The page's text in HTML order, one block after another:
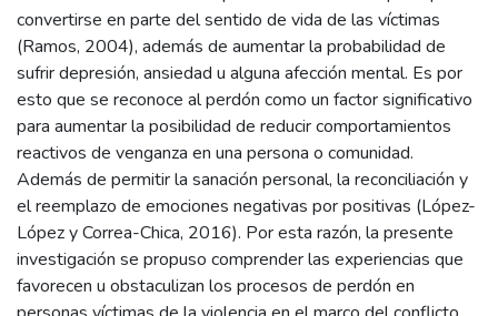
convertirse en parte del sentido de vida de las víctimas
(Ramos, 2004), además de aumentar la probabilidad de
sufrir depresión, ansiedad u alguna afección mental. Es por
esto que se reconoce al perdón como un factor significativo
para aumentar la posibilidad de reducir comportamientos
reactivos de venganza en una persona o comunidad.
Además de permitir la sanación personal, la reconciliación y
el reemplazo de emociones negativas por positivas (López-
López y Correa-Chica, 2016). Por esta razón, la presente
investigación se propuso comprender las experiencias que
favorecen u obstaculizan los procesos de perdón en